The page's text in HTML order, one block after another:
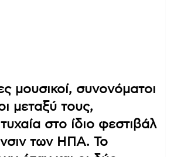
μουσικοί, συνονόματοι
μεταξύ τους,
στο ίδιο φεστιβάλ
των ΗΠΑ. Το